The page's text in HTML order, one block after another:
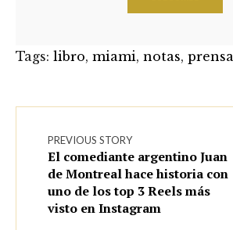
Tags: libro, miami, notas, prensa
PREVIOUS STORY
El comediante argentino Juan
de Montreal hace historia con
uno de los top 3 Reels más
visto en Instagram